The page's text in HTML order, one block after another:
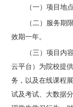
（一）项目地点
（二） 服务期
效期一年。
（三）项目内
云平台） 为院校提
务 ， 以及在线课程
试及考试、大数据